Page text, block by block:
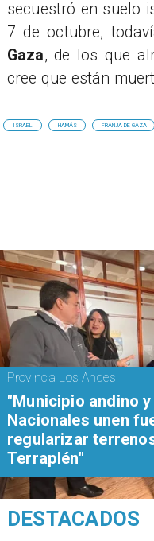
secuestró en suelo
7 de octubre,
Gaza, de los que
cree que están
ISRAEL HAMÁS FRANJA DE GAZA
Provincia Los Andes
"Municipio andino
Nacionales unen
regularizar
Terraplén"
DESTACADOS